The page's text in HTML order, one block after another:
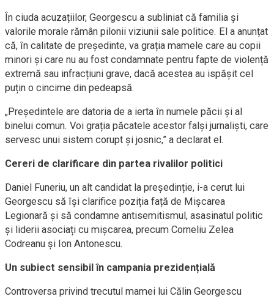
În ciuda acuzațiilor, Georgescu a subliniat că familia și
valorile morale rămân pilonii viziunii sale politice. El a anunțat
că, în calitate de președinte, va grația mamele care au copii
minori și care nu au fost condamnate pentru fapte de violență
extremă sau infracțiuni grave, dacă acestea au ispășit cel
puțin o cincime din pedeapsă.
„Președintele are datoria de a ierta în numele păcii și al
binelui comun. Voi grația păcatele acestor falși jurnaliști, care
servesc unui sistem corupt și josnic,” a declarat el.
Cereri de clarificare din partea rivalilor politici
Daniel Funeriu, un alt candidat la președinție, i-a cerut lui
Georgescu să își clarifice poziția față de Mișcarea
Legionară și să condamne antisemitismul, asasinatul politic
și liderii asociați cu mișcarea, precum Corneliu Zelea
Codreanu și Ion Antonescu.
Un subiect sensibil în campania prezidențială
Controversa privind trecutul mamei lui Călin Georgescu